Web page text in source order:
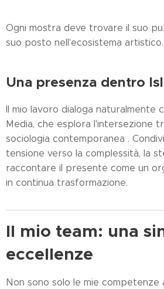
Ogni mostra deve trovare il suo
suo posto nell'ecosistema artistico.
Una presenza dentro
Il mio lavoro dialoga naturalmente
Media, che esplora l'intersezione
sociologia contemporanea .
tensione verso la complessità, la
raccontare il presente come un
in continua trasformazione.
Il mio team: una
eccellenze
Non sono solo le mie competenze